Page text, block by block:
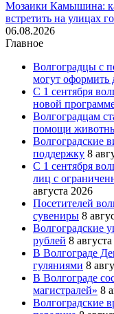
Мозаики Камышина:
встретить на улицах
06.08.2026
Главное
Волгоградцы с
могут оформить
С 1 сентября
новой
Волгоградцам
помощи
Волгоградские
поддержку 8
С 1 сентября
лиц с
августа 2026
Посетителей
сувениры 8
Волгоградские
рублей 8
В Волгограде
гуляниями 8
В Волгограде
магистралей» 8
Волгоградские